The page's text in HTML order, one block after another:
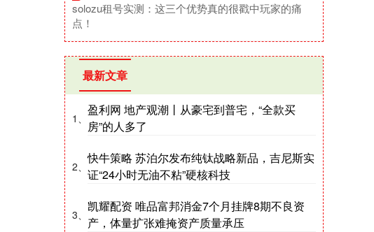
solozu租号实测：这三个优势真的很戳中玩家的痛
点！
最新文章
1、
盈利网 地产观潮丨从豪宅到普宅，“全款买
房”的人多了
2、
快牛策略 苏泊尔发布纯钛战略新品，吉尼斯实
证“24小时无油不粘”硬核科技
3、
凯耀配资 唯品富邦消金7个月挂牌8期不良资
产，体量扩张难掩资产质量承压